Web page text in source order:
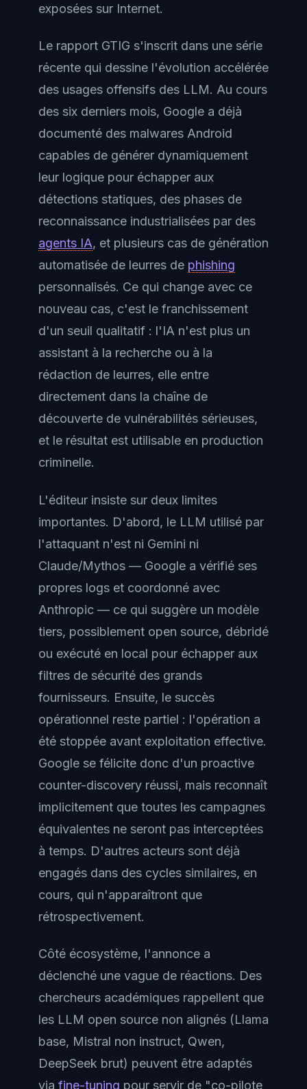
exposées sur Internet.
Le rapport GTIG s'inscrit dans une série
récente qui dessine l'évolution accélérée
des usages offensifs des LLM. Au cours
des six derniers mois, Google a déjà
documenté des malwares Android
capables de générer dynamiquement
leur logique pour échapper aux
détections statiques, des phases de
reconnaissance industrialisées par des
agents IA, et plusieurs cas de génération
automatisée de leurres de phishing
personnalisés. Ce qui change avec ce
nouveau cas, c'est le franchissement
d'un seuil qualitatif : l'IA n'est plus un
assistant à la recherche ou à la
rédaction de leurres, elle entre
directement dans la chaîne de
découverte de vulnérabilités sérieuses,
et le résultat est utilisable en production
criminelle.
L'éditeur insiste sur deux limites
importantes. D'abord, le LLM utilisé par
l'attaquant n'est ni Gemini ni
Claude/Mythos — Google a vérifié ses
propres logs et coordonné avec
Anthropic — ce qui suggère un modèle
tiers, possiblement open source, débridé
ou exécuté en local pour échapper aux
filtres de sécurité des grands
fournisseurs. Ensuite, le succès
opérationnel reste partiel : l'opération a
été stoppée avant exploitation effective.
Google se félicite donc d'un proactive
counter-discovery réussi, mais reconnaît
implicitement que toutes les campagnes
équivalentes ne seront pas interceptées
à temps. D'autres acteurs sont déjà
engagés dans des cycles similaires, en
cours, qui n'apparaîtront que
rétrospectivement.
Côté écosystème, l'annonce a
déclenché une vague de réactions. Des
chercheurs académiques rappellent que
les LLM open source non alignés (Llama
base, Mistral non instruct, Qwen,
DeepSeek brut) peuvent être adaptés
via fine-tuning pour servir de "co-pilote